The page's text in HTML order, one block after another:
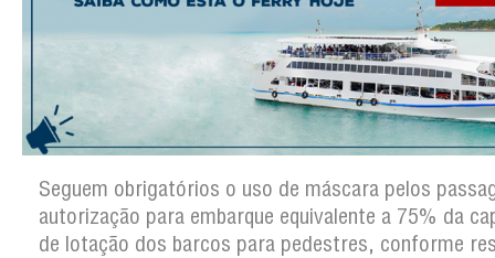
Seguem obrigatórios o uso de máscara pelos
autorização para embarque equivalente a 75% da
de lotação dos barcos para pedestres, conforme